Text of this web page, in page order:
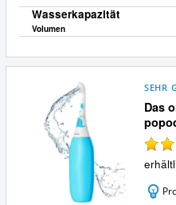
Wasserkapazität
Volumen
Das
SEHR